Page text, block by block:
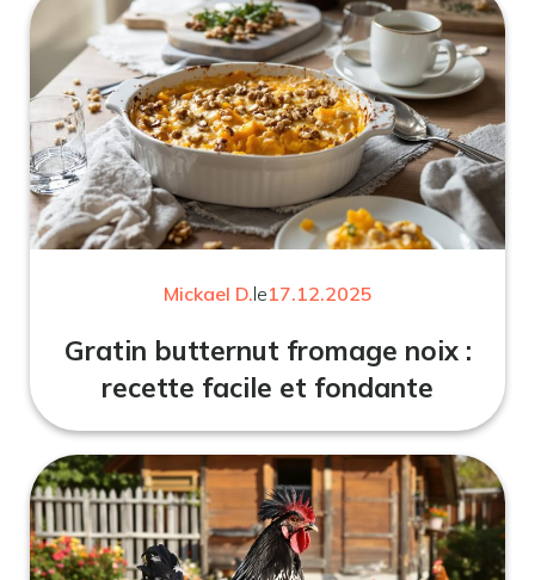
Mickael D.le17.12.2025
Gratin butternut fromage noix :
recette facile et fondante